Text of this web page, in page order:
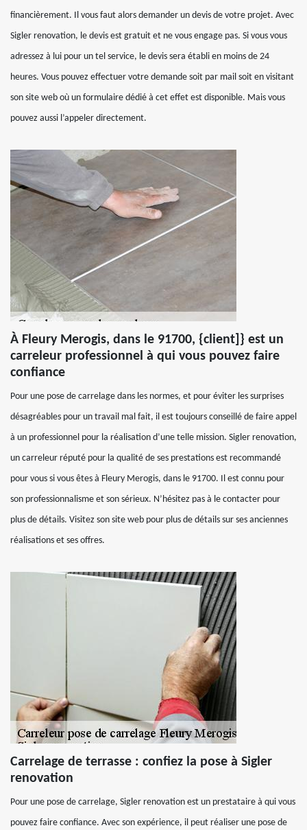
financièrement. Il vous faut alors demander un devis de votre projet. Avec
Sigler renovation, le devis est gratuit et ne vous engage pas. Si vous vous
adressez à lui pour un tel service, le devis sera établi en moins de 24
heures. Vous pouvez effectuer votre demande soit par mail soit en visitant
son site web où un formulaire dédié à cet effet est disponible. Mais vous
pouvez aussi l’appeler directement.
À Fleury Merogis, dans le 91700, {client]} est un
carreleur professionnel à qui vous pouvez faire
confiance
Pour une pose de carrelage dans les normes, et pour éviter les surprises
désagréables pour un travail mal fait, il est toujours conseillé de faire appel
à un professionnel pour la réalisation d’une telle mission. Sigler renovation,
un carreleur réputé pour la qualité de ses prestations est recommandé
pour vous si vous êtes à Fleury Merogis, dans le 91700. Il est connu pour
son professionnalisme et son sérieux. N’hésitez pas à le contacter pour
plus de détails. Visitez son site web pour plus de détails sur ses anciennes
réalisations et ses offres.
Carrelage de terrasse : confiez la pose à Sigler
renovation
Pour une pose de carrelage, Sigler renovation est un prestataire à qui vous
pouvez faire confiance. Avec son expérience, il peut réaliser une pose de